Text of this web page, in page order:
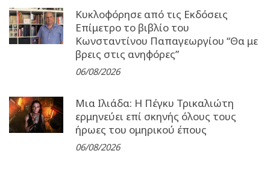
Κυκλοφόρησε από τις Εκδόσεις
Επίμετρο το βιβλίο του
Κωνσταντίνου Παπαγεωργίου “Θα με
βρεις στις ανηφόρες”
06/08/2026
Μια Ιλιάδα: H Πέγκυ Τρικαλιώτη
ερμηνεύει επί σκηνής όλους τους
ήρωες του ομηρικού έπους
06/08/2026